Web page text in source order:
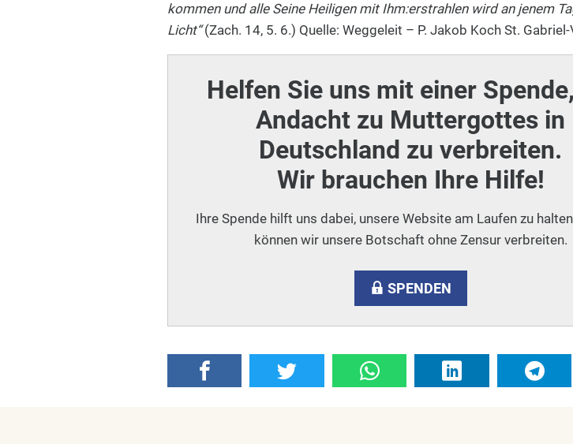
kommen und alle Seine Heiligen mit Ihm:erstrahlen wird an jenem
Licht“(Zach. 14, 5. 6.) Quelle: Weggeleit – P. Jakob Koch St. Gabriel-
Helfen Sie uns mit einer
Andacht zu Muttergottes in
Deutschland zu verbreiten.
Wir brauchen Ihre Hilfe!
Ihre Spende hilft uns dabei, unsere Website am Laufen zu
können wir unsere Botschaft ohne Zensur verbreiten.
SPENDEN